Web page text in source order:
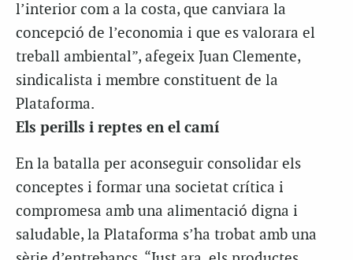
l’interior com a la costa, que canviara la
concepció de l’economia i que es valorara el
treball ambiental”, afegeix Juan Clemente,
sindicalista i membre constituent de la
Plataforma.
Els perills i reptes en el camí
En la batalla per aconseguir consolidar els
conceptes i formar una societat crítica i
compromesa amb una alimentació digna i
saludable, la Plataforma s’ha trobat amb una